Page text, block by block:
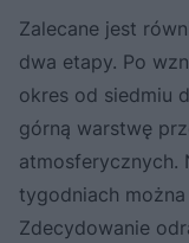
Zalecane jest
dwa etapy. Po
okres od siedmiu
górną warstwę
atmosferycznych.
tygodniach
Zdecydowanie